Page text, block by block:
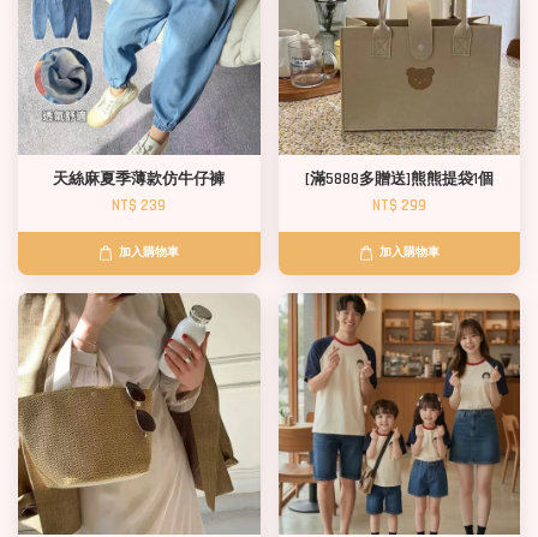
天絲麻夏季薄款仿牛仔褲
NT$ 239
加入購物車
[滿5888多贈送]熊熊提袋1個
NT$ 299
加入購物車